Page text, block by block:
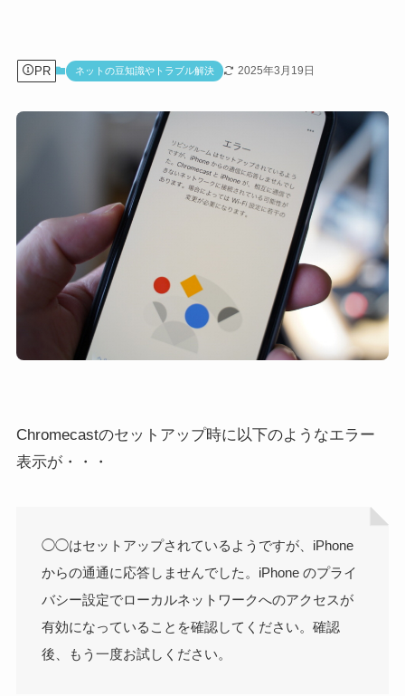
PR ネットの豆知識やトラブル解決 2025年3月19日
Chromecastのセットアップ時に以下のようなエラー
表示が・・・
◯◯はセットアップされているようですが、iPhone
からの通通に応答しませんでした。iPhone のプライ
バシー設定でローカルネットワークへのアクセスが
有効になっていることを確認してください。確認
後、もう一度お試しください。